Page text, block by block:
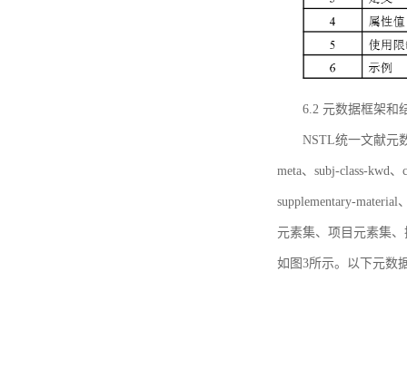
6.2 元数据框架和
NSTL统一文献元
meta、subj-class-kwd
supplementary-
元素集、项目元素集
如图3所示。以下元数